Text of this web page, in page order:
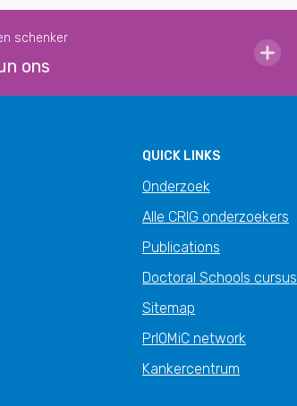
schenker
ons
QUICK LINKS
Onderzoek
Alle CRIG onderzoekers
Publications
Doctoral Schools cursus
Sitemap
PrIOMiC network
Kankercentrum